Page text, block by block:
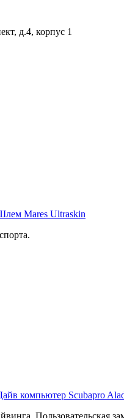
д.4, корпус 1
Mares Ultraskin
компьютер Scubapro
Пользовательская